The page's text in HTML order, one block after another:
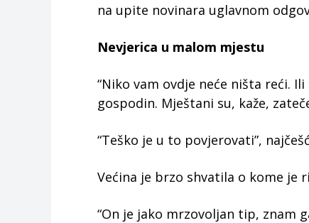
na upite novinara uglavnom
Nevjerica u malom mjestu
“Niko vam ovdje neće ništa reći.
gospodin. Mještani su, kaže,
“Teško je u to povjerovati”,
Većina je brzo shvatila o kome je
“On je jako mrzovoljan tip, znam